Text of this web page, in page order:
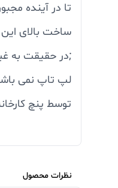
ساخت بالای
;در حقیقت به
توسط پنچ
نظرات محصول